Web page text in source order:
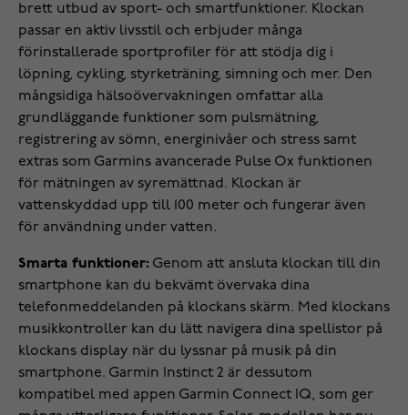
brett utbud av sport- och smartfunktioner. Klockan
passar en aktiv livsstil och erbjuder många
förinstallerade sportprofiler för att stödja dig i
löpning, cykling, styrketräning, simning och mer. Den
mångsidiga hälsoövervakningen omfattar alla
grundläggande funktioner som pulsmätning,
registrering av sömn, energinivåer och stress samt
extras som Garmins avancerade Pulse Ox funktionen
för mätningen av syremättnad. Klockan är
vattenskyddad upp till 100 meter och fungerar även
för användning under vatten.
Smarta funktioner: Genom att ansluta klockan till din
smartphone kan du bekvämt övervaka dina
telefonmeddelanden på klockans skärm. Med klockans
musikkontroller kan du lätt navigera dina spellistor på
klockans display när du lyssnar på musik på din
smartphone. Garmin Instinct 2 är dessutom
kompatibel med appen Garmin Connect IQ, som ger